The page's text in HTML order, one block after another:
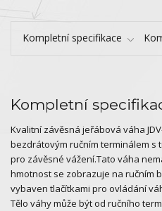
Kompletní specifikace
Kompletní
Kvalitní závěsná jeřábová váha
bezdrátovým ručním terminálem
pro závěsné vážení.Tato váha
hmotnost se zobrazuje na ručním
vybaven tlačítkami pro ovládání
Tělo váhy může být od ručního